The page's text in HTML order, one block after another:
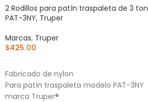
2 Rodillos para patín traspaleta de 3 ton
PAT-3NY, Truper
Marcas, Truper
$425.00
Fabricado de nylon
Para patín traspaleta modelo PAT-3NY
marca Truper®